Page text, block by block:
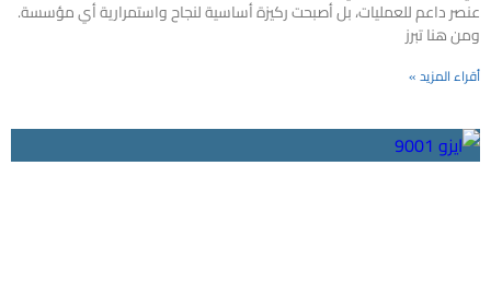
عنصر داعم للعمليات، بل أصبحت ركيزة أساسية لنجاح واستمرارية أي مؤسسة.
ومن هنا تبرز
أقراء المزيد »